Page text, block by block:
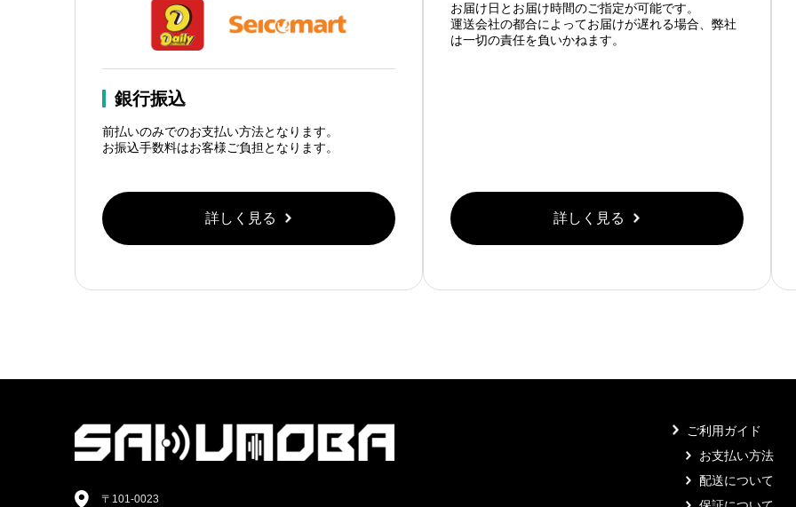
銀行振込
前払いのみでのお支払い方法となります。
お振込手数料はお客様ご負担となります。
詳しく見る
お届け日とお届け時間のご指定が可能です。
運送会社の都合によってお届けが遅れる場合、弊社
は一切の責任を負いかねます。
詳しく見る
〒101-0023
ご利用ガイド
お支払い方法
配送について